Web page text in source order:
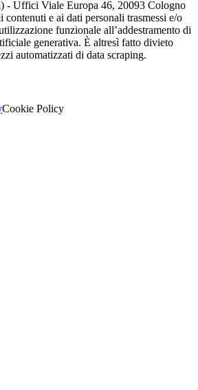
- Uffici Viale Europa 46, 20093 Cologno
contenuti e ai dati personali trasmessi e/o
funzionale all’addestramento di
generativa. È altresì fatto divieto
automatizzati di data scraping.
Cookie Policy